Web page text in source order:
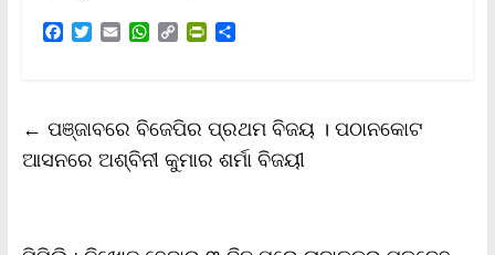
F
o
o
k
T
e
r
E
W
A
p
p
C
i
n
k
P
F
r
i
S
← ପଞ୍ଜାବରେ ବିଜେପିର ପ୍ରଥମ ବିଜୟ । ପଠାନକୋଟ
ଆସନରେ ଅଶ୍ବିନୀ କୁମାର ଶର୍ମା ବିଜୟୀ